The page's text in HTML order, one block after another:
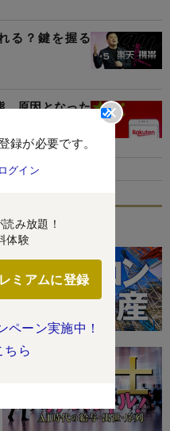
録が必要です。
ログイン
み放題！
体験
ミアムに登録
ペーン実施中！
ちら
る？鍵を握る
、原因となった